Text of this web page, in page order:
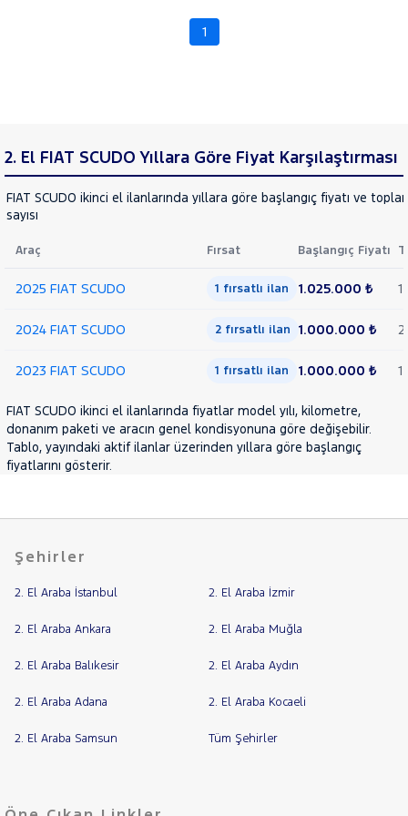
L2H1
2.0
MULTIJET
FORD
Foton
HYUNDAI
ISUZU
Jaecoo
JEEP
KIA
BENZ
MOTORSIKLET
NISSAN
RENAULT
Kampanya
ve
Boya
1
2. El FIAT SCUDO Yıllara Göre Fiyat Karşılaştırması
FIAT SCUDO ikinci el ilanlarında yıllara göre başlangıç fiyatı ve
sayısı
Araç Fırsat Başlangıç Fiyatı
2025 FIAT SCUDO 1 fırsatlı ilan 1.025.000 ₺ 1
2024 FIAT SCUDO 2 fırsatlı ilan 1.000.000 ₺ 2
2023 FIAT SCUDO 1 fırsatlı ilan 1.000.000 ₺ 1
FIAT SCUDO ikinci el ilanlarında fiyatlar model yılı, kilometre,
donanım paketi ve aracın genel kondisyonuna göre değişebilir.
Tablo, yayındaki aktif ilanlar üzerinden yıllara göre başlangıç
fiyatlarını gösterir.
Şehirler
2. El Araba İstanbul 2. El Araba İzmir
2. El Araba Ankara 2. El Araba Muğla
2. El Araba Balıkesir 2. El Araba Aydın
2. El Araba Adana 2. El Araba Kocaeli
2. El Araba Samsun Tüm Şehirler